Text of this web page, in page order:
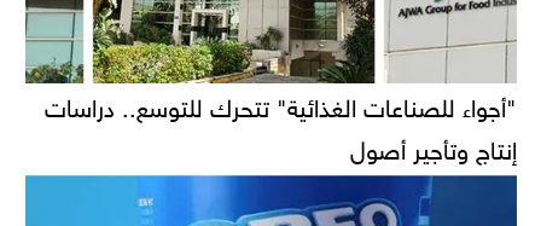
"أجواء للصناعات الغذائية" تتحرك للتوسع.. دراسات
إنتاج وتأجير أصول